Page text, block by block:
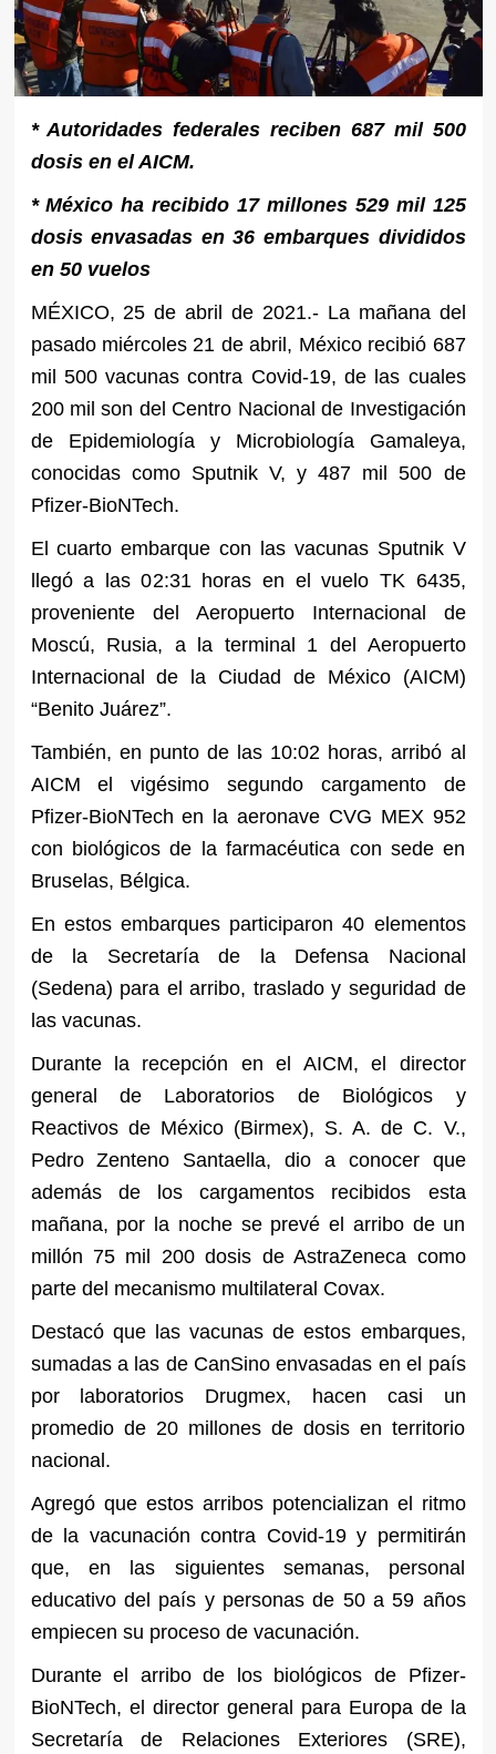
* Autoridades federales reciben 687 mil 500
dosis en el AICM.
* México ha recibido 17 millones 529 mil 125
dosis envasadas en 36 embarques divididos
en 50 vuelos
MÉXICO, 25 de abril de 2021.- La mañana del
pasado miércoles 21 de abril, México recibió 687
mil 500 vacunas contra Covid-19, de las cuales
200 mil son del Centro Nacional de Investigación
de Epidemiología y Microbiología Gamaleya,
conocidas como Sputnik V, y 487 mil 500 de
Pfizer-BioNTech.
El cuarto embarque con las vacunas Sputnik V
llegó a las 02:31 horas en el vuelo TK 6435,
proveniente del Aeropuerto Internacional de
Moscú, Rusia, a la terminal 1 del Aeropuerto
Internacional de la Ciudad de México (AICM)
“Benito Juárez”.
También, en punto de las 10:02 horas, arribó al
AICM el vigésimo segundo cargamento de
Pfizer-BioNTech en la aeronave CVG MEX 952
con biológicos de la farmacéutica con sede en
Bruselas, Bélgica.
En estos embarques participaron 40 elementos
de la Secretaría de la Defensa Nacional
(Sedena) para el arribo, traslado y seguridad de
las vacunas.
Durante la recepción en el AICM, el director
general de Laboratorios de Biológicos y
Reactivos de México (Birmex), S. A. de C. V.,
Pedro Zenteno Santaella, dio a conocer que
además de los cargamentos recibidos esta
mañana, por la noche se prevé el arribo de un
millón 75 mil 200 dosis de AstraZeneca como
parte del mecanismo multilateral Covax.
Destacó que las vacunas de estos embarques,
sumadas a las de CanSino envasadas en el país
por laboratorios Drugmex, hacen casi un
promedio de 20 millones de dosis en territorio
nacional.
Agregó que estos arribos potencializan el ritmo
de la vacunación contra Covid-19 y permitirán
que, en las siguientes semanas, personal
educativo del país y personas de 50 a 59 años
empiecen su proceso de vacunación.
Durante el arribo de los biológicos de Pfizer-
BioNTech, el director general para Europa de la
Secretaría de Relaciones Exteriores (SRE),